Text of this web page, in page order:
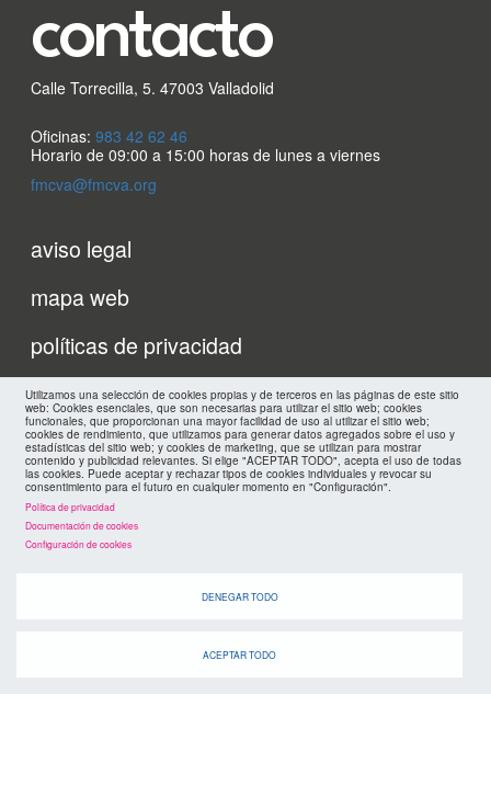
Utilizamos una selección de cookies propias y de terceros en las páginas de este sitio
web: Cookies esenciales, que son necesarias para utilizar el sitio web; cookies
funcionales, que proporcionan una mayor facilidad de uso al utilizar el sitio web;
cookies de rendimiento, que utilizamos para generar datos agregados sobre el uso y
estadísticas del sitio web; y cookies de marketing, que se utilizan para mostrar
contenido y publicidad relevantes. Si elige "ACEPTAR TODO", acepta el uso de todas
las cookies. Puede aceptar y rechazar tipos de cookies individuales y revocar su
consentimiento para el futuro en cualquier momento en "Configuración".
Política de privacidad
Documentación de cookies
Configuración de cookies
DENEGAR TODO
ACEPTAR TODO
contacto
Calle Torrecilla, 5. 47003 Valladolid
Oficinas: 983 42 62 46
Horario de 09:00 a 15:00 horas de lunes a viernes
fmcva@fmcva.org
Menu
footer
FMC
aviso legal
mapa web
políticas de privacidad
cookies